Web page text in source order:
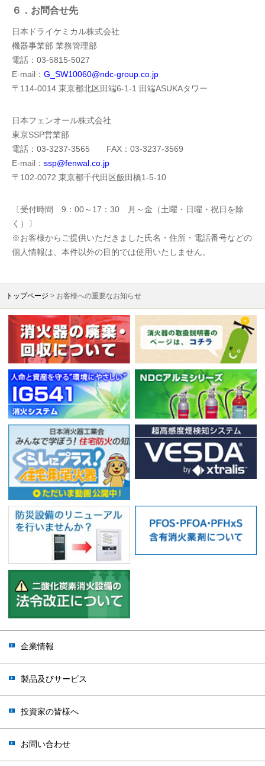
６．お問合せ先
日本ドライケミカル株式会社
機器事業部 業務管理部
電話：03-5815-5027
E-mail： G_SW10060@ndc-group.co.jp
〒114-0014 東京都北区田端6-1-1 田端ASUKAタワー
日本フェンオール株式会社
東京SSP営業部
電話：03-3237-3565 FAX：03-3237-3569
E-mail： ssp@fenwal.co.jp
〒102-0072 東京都千代田区飯田橋1-5-10
〔受付時間 9：00～17：30 月～金（土曜・日曜・祝日を除
く）〕
※お客様からご提供いただきました氏名・住所・電話番号などの
個人情報は、本件以外の目的では使用いたしません。
トップページ > お客様への重要なお知らせ
企業情報
製品及びサービス
投資家の皆様へ
お問い合わせ